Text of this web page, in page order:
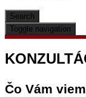
Search
Toggle navigation
Čo Vám